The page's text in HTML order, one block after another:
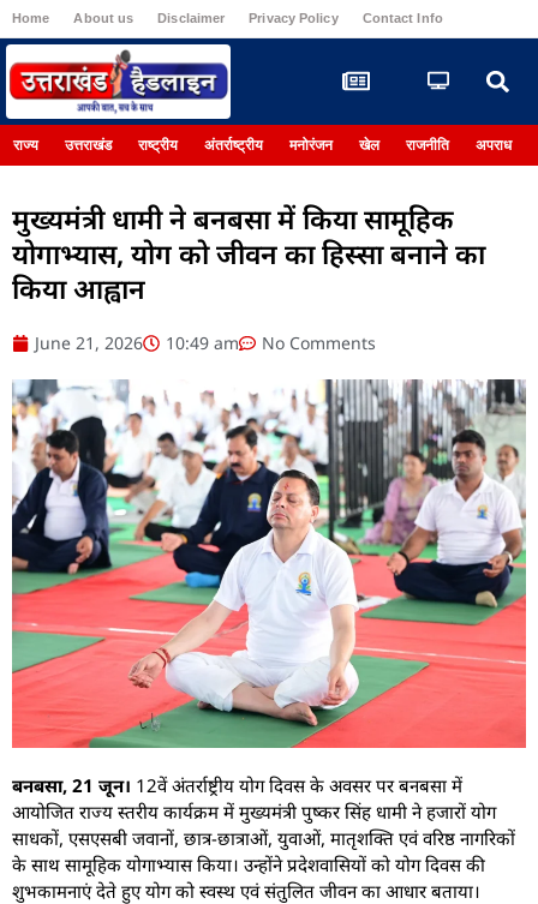
Home About us Disclaimer Privacy Policy Contact Info
राज्य उत्तराखंड राष्ट्रीय अंतर्राष्ट्रीय मनोरंजन खेल राजनीति अपराध
मुख्यमंत्री धामी ने बनबसा में किया सामूहिक
योगाभ्यास, योग को जीवन का हिस्सा बनाने का
किया आह्वान
June 21, 2026 10:49 am No Comments
बनबसा, 21 जून। 12वें अंतर्राष्ट्रीय योग दिवस के अवसर पर बनबसा में
आयोजित राज्य स्तरीय कार्यक्रम में मुख्यमंत्री पुष्कर सिंह धामी ने हजारों योग
साधकों, एसएसबी जवानों, छात्र-छात्राओं, युवाओं, मातृशक्ति एवं वरिष्ठ नागरिकों
के साथ सामूहिक योगाभ्यास किया। उन्होंने प्रदेशवासियों को योग दिवस की
शुभकामनाएं देते हुए योग को स्वस्थ एवं संतुलित जीवन का आधार बताया।